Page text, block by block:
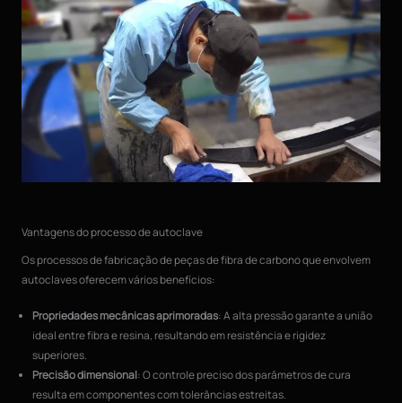
Vantagens do processo de autoclave
Os processos de fabricação de peças de fibra de carbono que envolvem
autoclaves oferecem vários benefícios:
Propriedades mecânicas aprimoradas: A alta pressão garante a união
ideal entre fibra e resina, resultando em resistência e rigidez
superiores.
Precisão dimensional: O controle preciso dos parâmetros de cura
resulta em componentes com tolerâncias estreitas.